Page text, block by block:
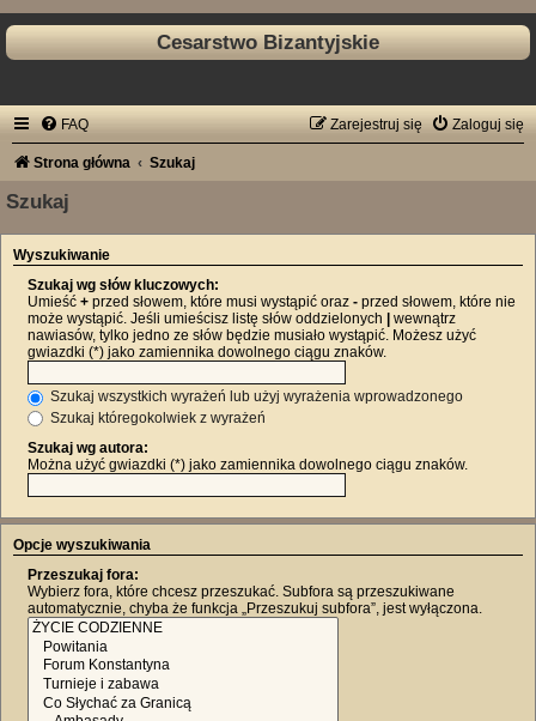
Cesarstwo Bizantyjskie
FAQ Zaloguj się
Zarejestruj się
Strona główna Szukaj
Szukaj
Wyszukiwanie
Szukaj wg słów kluczowych:
Umieść + przed słowem, które musi wystąpić oraz - przed słowem, które nie
może wystąpić. Jeśli umieścisz listę słów oddzielonych
wewnątrz
nawiasów, tylko jedno ze słów będzie musiało wystąpić. Możesz użyć
gwiazdki (*) jako zamiennika dowolnego ciągu znaków.
Szukaj wszystkich wyrażeń lub użyj wyrażenia wprowadzonego
Szukaj któregokolwiek z wyrażeń
Szukaj wg autora:
Można użyć gwiazdki (*) jako zamiennika dowolnego ciągu znaków.
Opcje wyszukiwania
Przeszukaj fora:
Wybierz fora, które chcesz przeszukać. Subfora są przeszukiwane
automatycznie, chyba że funkcja „Przeszukuj subfora”, jest wyłączona.